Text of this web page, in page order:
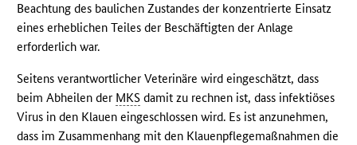
Beachtung des baulichen Zustandes der konzentrierte Einsatz
eines erheblichen Teiles der Beschäftigten der Anlage
erforderlich war.
Seitens verantwortlicher Veterinäre wird eingeschätzt, dass
beim Abheilen der MKS damit zu rechnen ist, dass infektiöses
Virus in den Klauen eingeschlossen wird. Es ist anzunehmen,
dass im Zusammenhang mit den Klauenpflegemaßnahmen die